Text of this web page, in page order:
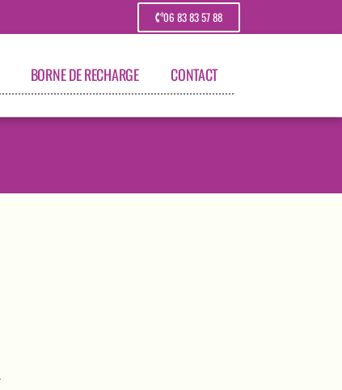
06 83 83 57 88
BORNE DE RECHARGE CONTACT